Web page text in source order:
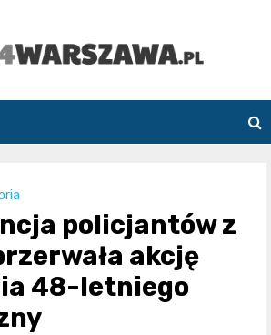
policjantów z
akcję
48-letniego